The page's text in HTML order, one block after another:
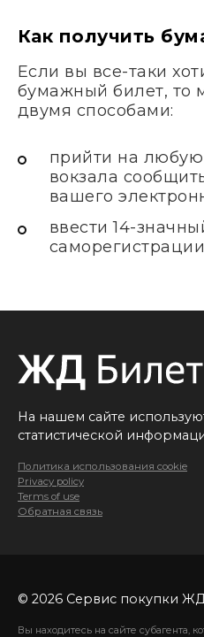
Как получить
Если вы все-таки
бумажный билет, то
двумя способами:
прийти на
вокзала
вашего
ввести 14-
На нашем сайте
статистической
Политика использования cookie
Privacy policy
Terms of use
Обратная связь
© 2026 Сервис покупки
Вы находитесь на сайте субагента,